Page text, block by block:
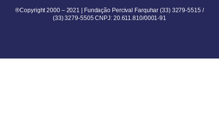
®Copyright 2000 – 2021 | Fundação Percival Farquhar (33) 3279-5515 /
(33) 3279-5505 CNPJ: 20.611.810/0001-91